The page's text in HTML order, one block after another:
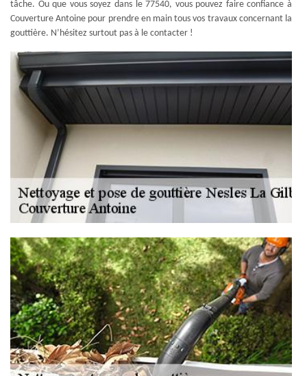
tâche. Ou que vous soyez dans le 77540, vous pouvez faire confiance à
Couverture Antoine pour prendre en main tous vos travaux concernant la
gouttière. N’hésitez surtout pas à le contacter !